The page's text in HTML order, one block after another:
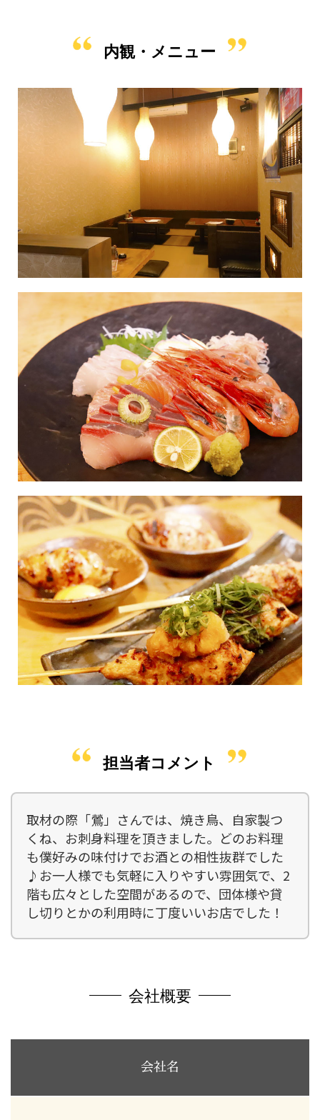
内観・メニュー
担当者コメント
取材の際「鶯」さんでは、焼き鳥、自家製つ
くね、お刺身料理を頂きました。どのお料理
も僕好みの味付けでお酒との相性抜群でした
♪お一人様でも気軽に入りやすい雰囲気で、2
階も広々とした空間があるので、団体様や貸
し切りとかの利用時に丁度いいお店でした！
会社概要
会社名